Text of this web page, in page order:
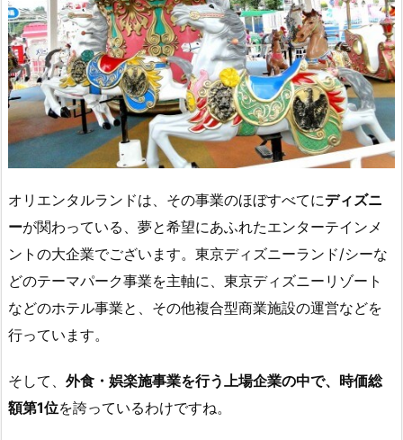
オリエンタルランドは、その事業のほぼすべてにディズニ
ーが関わっている、夢と希望にあふれたエンターテインメ
ントの大企業でございます。東京ディズニーランド/シーな
どのテーマパーク事業を主軸に、東京ディズニーリゾート
などのホテル事業と、その他複合型商業施設の運営などを
行っています。
そして、 外食・娯楽施事業を行う上場企業の中で、時価総
額第1位を誇っているわけですね。